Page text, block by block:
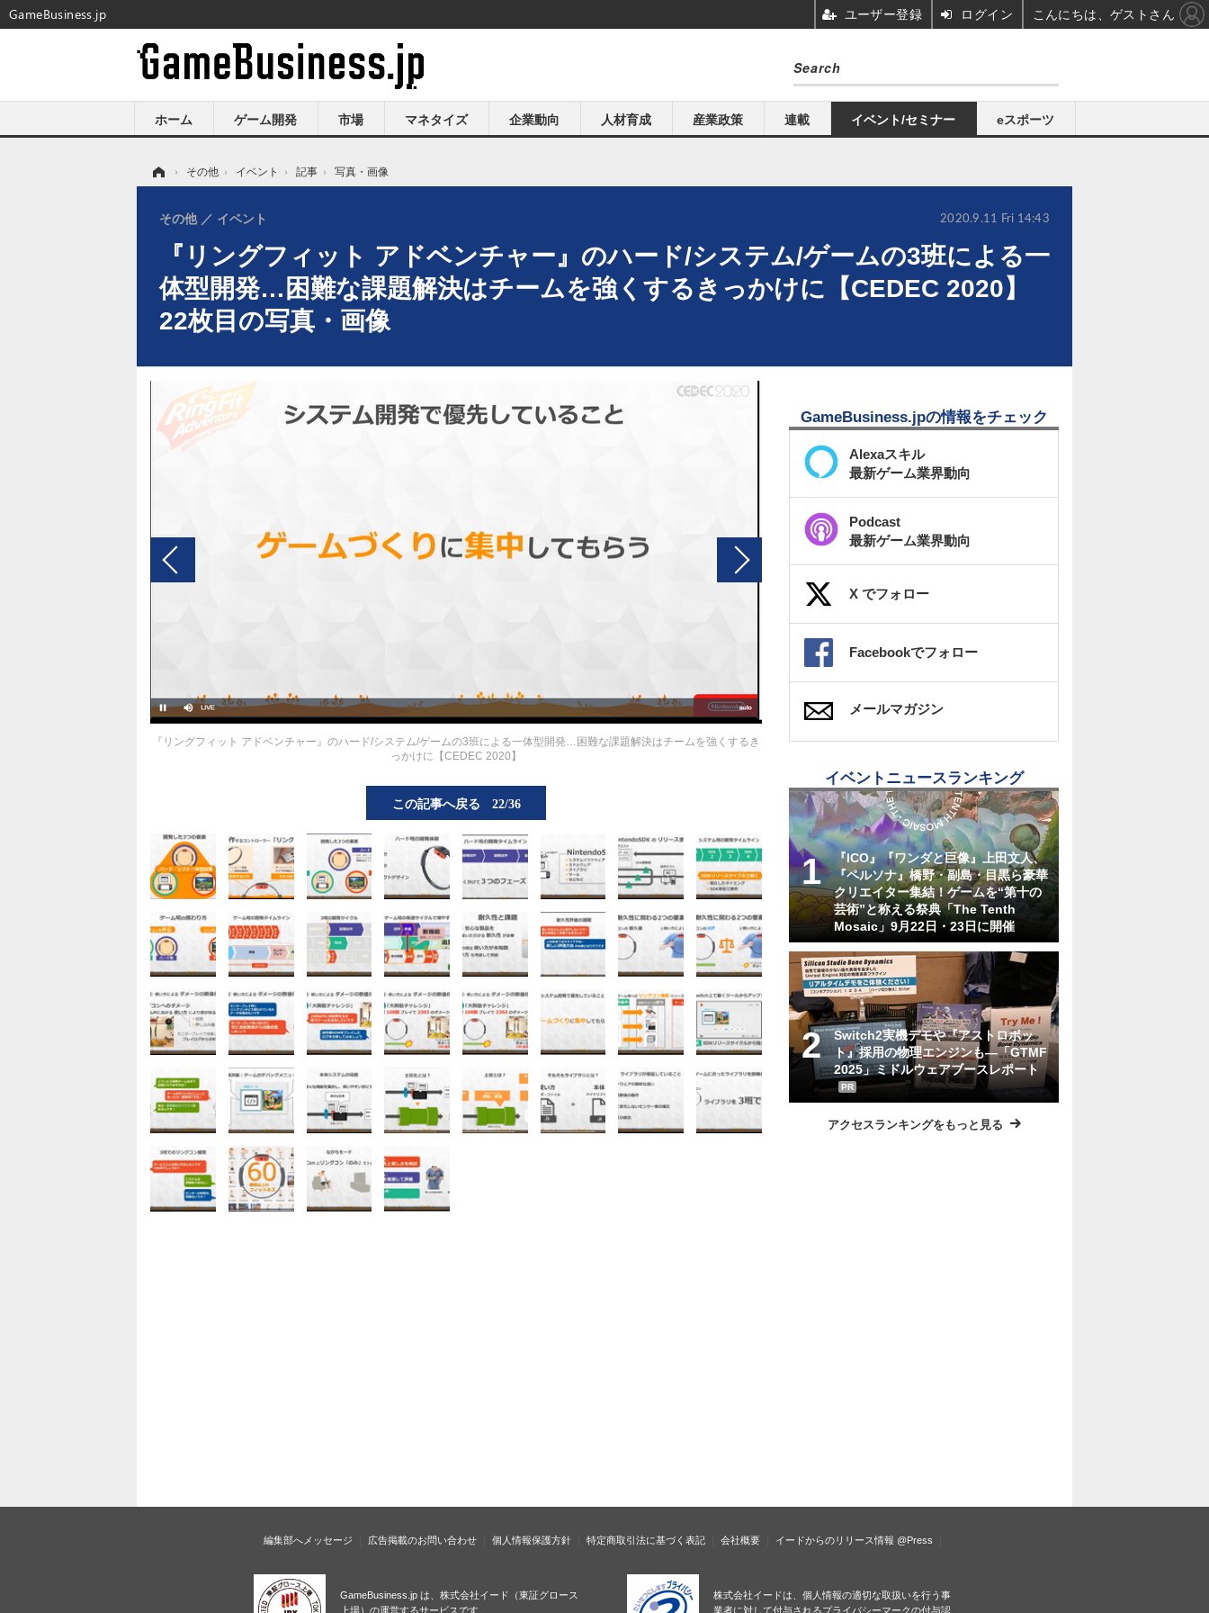
ホーム ゲーム開発 市場 マネタイズ 企業動向 人材育成 産業政策 連載 イベント/セミナー eスポーツ
› その他 › イベント › 記事 › 写真・画像
『リングフィット アドベンチャー』のハード/システム/ゲームの3班による一
体型開発…困難な課題解決はチームを強くするきっかけに【CEDEC 2020】
22枚目の写真・画像
その他 イベント 2020.9.11 Fri 14:43
『リングフィット アドベンチャー』のハード/システム/ゲームの3班による一体型開発…困難な課題解決はチームを強くするき
っかけに【CEDEC 2020】
この記事へ戻る 22/36
GameBusiness.jpの情報をチェック
Alexaスキル
最新ゲーム業界動向
Podcast
最新ゲーム業界動向
X でフォロー
Facebookでフォロー
メールマガジン
イベントニュースランキング
『ICO』『ワンダと巨像』上田文人、
『ペルソナ』橋野・副島・目黒ら豪華
クリエイター集結！ゲームを“第十の
芸術”と称える祭典「The Tenth
Mosaic」9月22日・23日に開催
Switch2実機デモや『アストロボッ
ト』採用の物理エンジンも―「GTMF
2025」ミドルウェアブースレポート
PR
アクセスランキングをもっと見る
編集部へメッセージ 広告掲載のお問い合わせ 個人情報保護方針 特定商取引法に基づく表記 会社概要 イードからのリリース情報 @Press
GameBusiness.jp は、株式会社イード（東証グロース
上場）の運営するサービスです。
株式会社イードは、個人情報の適切な取扱いを行う事
業者に対して付与されるプライバシーマークの付与認
GameBusiness.jp ユーザー登録 ログイン こんにちは、ゲストさん